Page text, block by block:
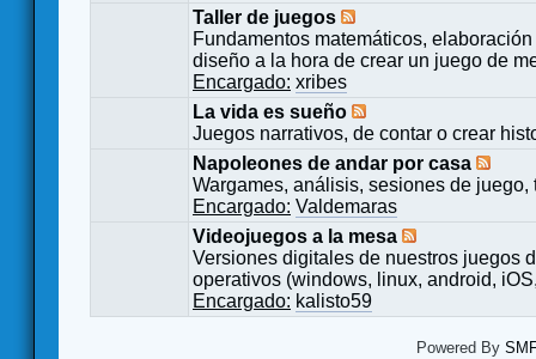
Taller de juegos
Fundamentos matemáticos,
diseño a la hora de crear un juego de
Encargado: xribes
La vida es sueño
Juegos narrativos, de contar o crear
Napoleones de andar por casa
Wargames, análisis, sesiones de
Encargado: Valdemaras
Videojuegos a la mesa
Versiones digitales de nuestros juegos
operativos (windows, linux, android,
Encargado: kalisto59
Powered By